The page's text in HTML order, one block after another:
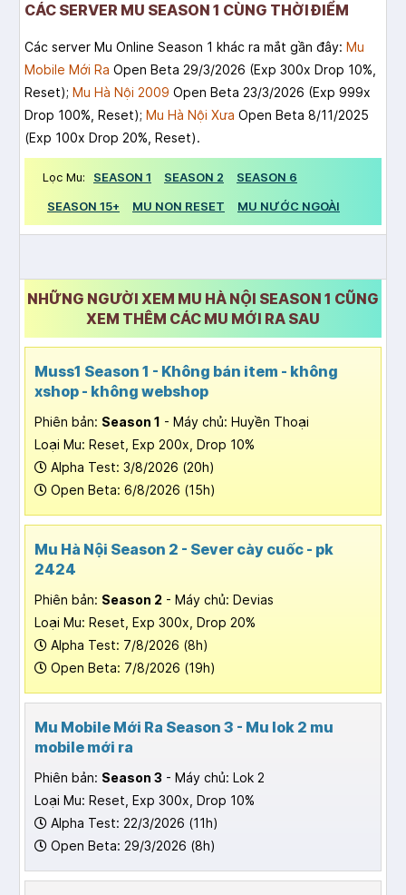
CÁC SERVER MU SEASON 1 CÙNG THỜI ĐIỂM
Các server Mu Online Season 1 khác ra mắt gần đây: Mu
Mobile Mới Ra Open Beta 29/3/2026 (Exp 300x Drop 10%,
Reset); Mu Hà Nội 2009 Open Beta 23/3/2026 (Exp 999x
Drop 100%, Reset); Mu Hà Nội Xưa Open Beta 8/11/2025
(Exp 100x Drop 20%, Reset).
Lọc Mu: SEASON 1 SEASON 2
SEASON 6
SEASON 15+
MU NON RESET MU NƯỚC NGOÀI
NHỮNG NGƯỜI XEM MU HÀ NỘI SEASON 1 CŨNG
XEM THÊM CÁC MU MỚI RA SAU
Muss1 Season 1 - Không bán item - không
xshop - không webshop
Phiên bản: Season 1 - Máy chủ: Huyền Thoại
Loại Mu: Reset, Exp 200x, Drop 10%
Alpha Test: 3/8/2026 (20h)
Open Beta: 6/8/2026 (15h)
Mu Hà Nội Season 2 - Sever cày cuốc - pk
2424
Phiên bản: Season 2 - Máy chủ: Devias
Loại Mu: Reset, Exp 300x, Drop 20%
Alpha Test: 7/8/2026 (8h)
Open Beta: 7/8/2026 (19h)
Mu Mobile Mới Ra Season 3 - Mu lok 2 mu
mobile mới ra
Phiên bản: Season 3 - Máy chủ: Lok 2
Loại Mu: Reset, Exp 300x, Drop 10%
Alpha Test: 22/3/2026 (11h)
Open Beta: 29/3/2026 (8h)